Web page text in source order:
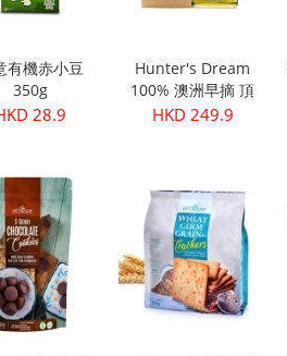
有機赤小豆
350g
28.9
Hunter's Dream
100% 澳洲早摘 頂
級初榨橄欖油
HKD 249.9